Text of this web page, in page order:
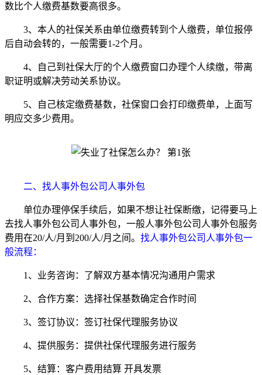
数比个人缴费基数要高很多。
3、本人的社保关系由单位缴费转到个人缴费，单位报停
后自动会转的，一般需要1-2个月。
4、自己到社保大厅的个人缴费窗口办理个人续缴，带离
职证明或解决劳动关系协议。
5、自己核定缴费基数，社保窗口会打印缴费单，上面写
明应交多少费用。
二、找人事外包公司人事外包
单位办理停保手续后，如果不想让社保断缴，记得要马上
去找人事外包公司人事外包，一般人事外包公司人事外包服务
费用在20/人/月到200/人/月之间。 找人事外包公司人事外包一
般流程：
1、业务咨询：了解双方基本情况沟通用户需求
2、合作方案：选择社保基数确定合作时间
3、签订协议：签订社保代理服务协议
4、提供服务：提供社保代理服务进行服务
5、结算：客户费用结算 开具发票